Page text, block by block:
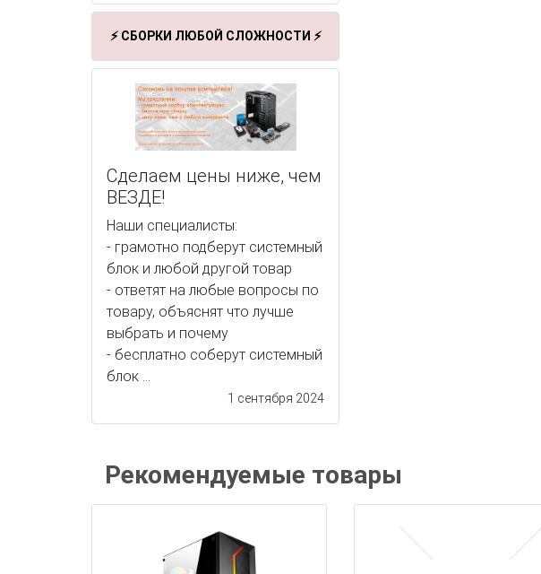
⚡ СБОРКИ ЛЮБОЙ СЛОЖНОСТИ ⚡
Сделаем цены ниже, чем
ВЕЗДЕ!
Наши специалисты:
- грамотно подберут системный
блок и любой другой товар
- ответят на любые вопросы по
товару, объяснят что лучше
выбрать и почему
- бесплатно соберут системный
блок ...
1 сентября 2024
Рекомендуемые товары